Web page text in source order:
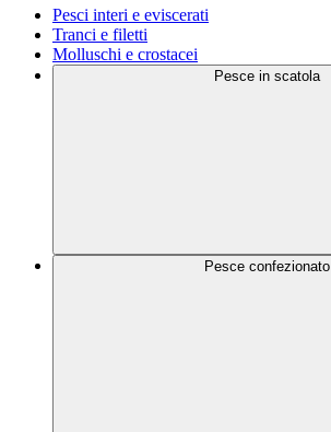
Pesci interi e eviscerati
Tranci e filetti
Molluschi e crostacei
Pesce in scatola
Pesce confezionato